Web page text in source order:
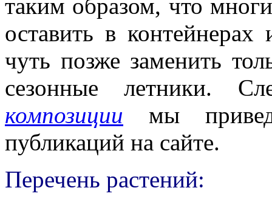
таким образом, что
оставить в
чуть позже заменить
сезонные летники.
композиции мы
публикаций на сайте.
Перечень растений: